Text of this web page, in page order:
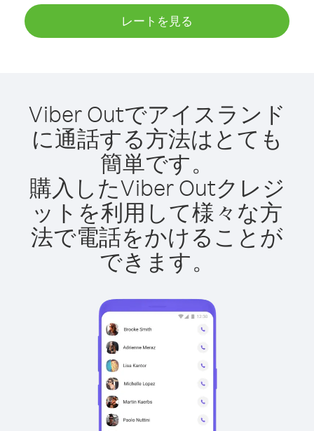
レートを見る
Viber Outでアイスランド
に通話する方法はとても
簡単です。
購入したViber Outクレジ
ットを利用して様々な方
法で電話をかけることが
できます。